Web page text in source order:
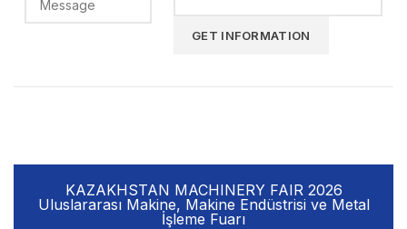
KAZAKHSTAN MACHINERY FAIR 2026
Uluslararası Makine, Makine Endüstrisi ve Metal
İşleme Fuarı